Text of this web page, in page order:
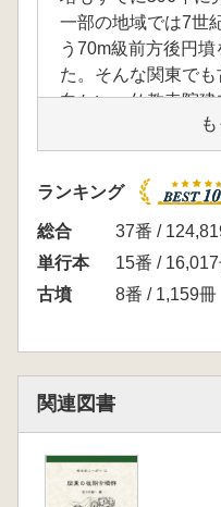
一部の地域では7世
う70m級前方後円
た。そんな関東で
向かい、仏教寺院
しながら、関東各
常に違ったようだ
スムーズに変遷を
葉県龍角寺はむし
は、古墳の専門家と
め、そういった地域
努めた。考古学リー
群』の姉妹編として
紀を考える上で重要
し、地域的な違いも
な時代に向け展開
ランキング
総合
37番 /
単行本
15番 /
古墳
8番 / 1,159冊
関連図書